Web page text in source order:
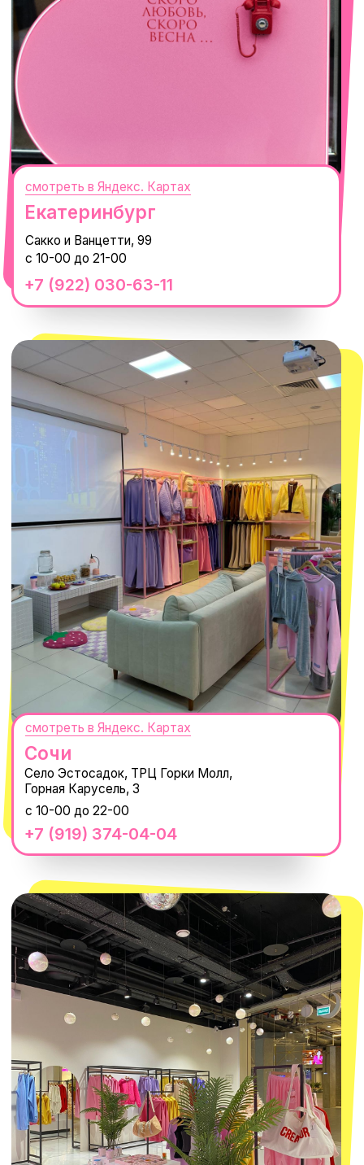
+7 (932) 602-41-15
ул. Проспект Мира, 211 к2
с 10-00 до 22-00
Москва
смотреть в Яндекс.Картах
ИП Проворный Алексей Алексеевич
ОГРНИП 320665800076581
Telegram
WhatsApp
8 800 550-06-92
КОНТАКТЫ
Оплата долями
Обмен и возврат
Доставка и оплата
ПОКУПАТЕЛЯМ
Реквизиты
Магазины
Наши путешествия
Наши проекты
Новости
Каталог
О КОМПАНИИ
© 2021-2025 Macrocosm ®
Нажимая "Подписаться", вы соглашаетесь с Политикой обработки
Согласием на рассылку электронных
сообщений
ПОДПИСАТЬСЯ
СЕКРЕТНЫЕ ПРОМОКОДЫ, ПРИГЛАШЕНИЯ
НА МЕРОПРИЯТИЯ И АНОНСЫ НОВИНОК
РАНЬШЕ ВСЕХ
@MACROCOSM_STORE
MACROCOSM
300 000+ подписчиков
14'000+ подписчиков в нашем Telegram-
канале
Оферта
Пользовательское соглашение
Политика обработки персональных
данных